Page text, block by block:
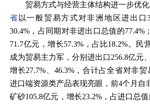
贸易方式与经营主体结构进一步优化
省 以一般贸易方式对非洲地区进出口
30.4%，占同期对非进出口总值的77.4%
71.7亿元，增长57.3%，占比18.2%。民
成为贸易主力军，分别进出口256.8亿元
增长27.7%、46.3%，合计占全省对非贸
进口端资源类产品表现亮眼，前4个月自
矿砂105.8亿元，增长23.2%，占进口总